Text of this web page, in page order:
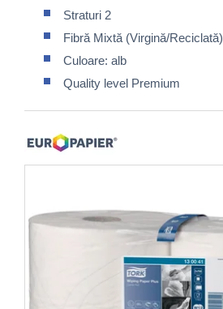
Straturi 2
Fibră Mixtă (Virgină/Reciclată)
Culoare: alb
Quality level Premium